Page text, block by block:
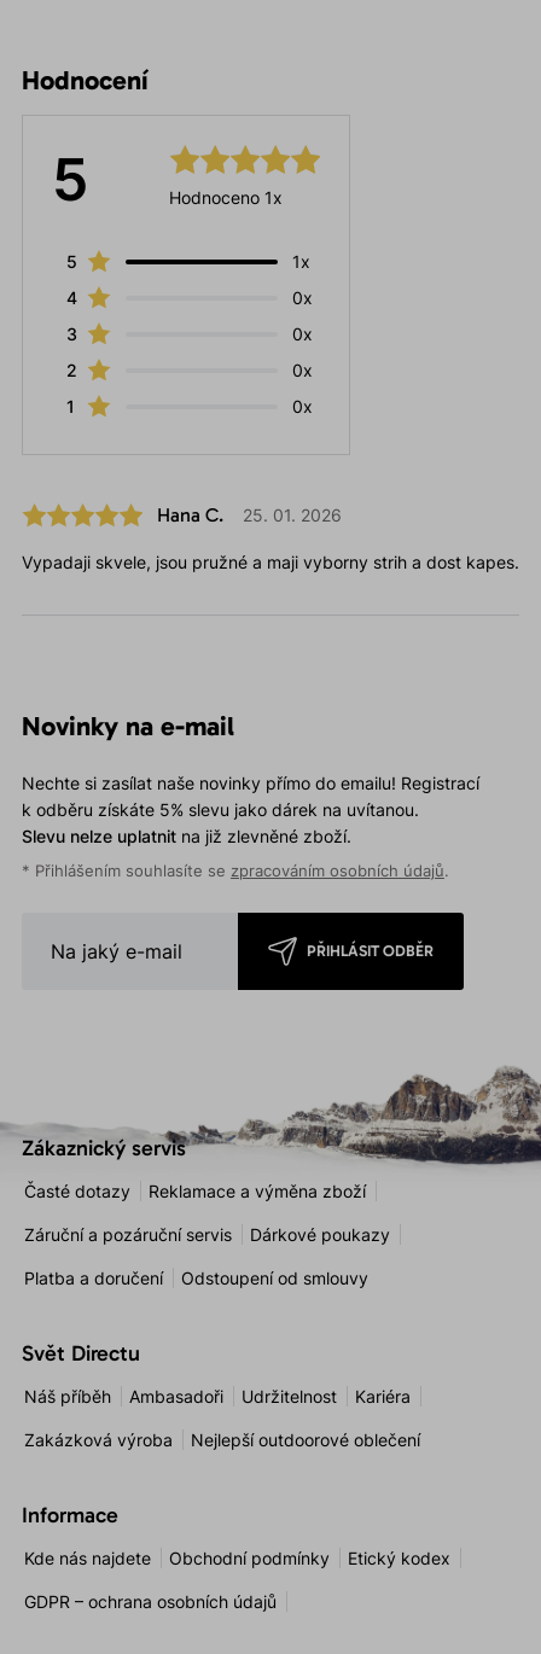
Hodnocení
5 Hodnoceno 1x
5
1x
4
0x
3
0x
2
0x
1
0x
Hana C. 25. 01. 2026
Vypadaji skvele, jsou pružné a maji vyborny strih a dost kapes.
Novinky na e-mail
Nechte si zasílat naše novinky přímo do emailu! Registrací
k odběru získáte 5% slevu jako dárek na uvítanou.
Slevu nelze uplatnitna již zlevněné zboží.
* Přihlášením souhlasíte se zpracováním osobních údajů.
PŘIHLÁSIT ODBĚR
Zákaznický servis
Časté dotazy Reklamace a výměna zboží
Záruční a pozáruční servis Dárkové poukazy
Platba a doručení Odstoupení od smlouvy
Svět Directu
Náš příběh Ambasadoři Udržitelnost Kariéra
Zakázková výroba Nejlepší outdoorové oblečení
Informace
Kde nás najdete Obchodní podmínky Etický kodex
GDPR – ochrana osobních údajů